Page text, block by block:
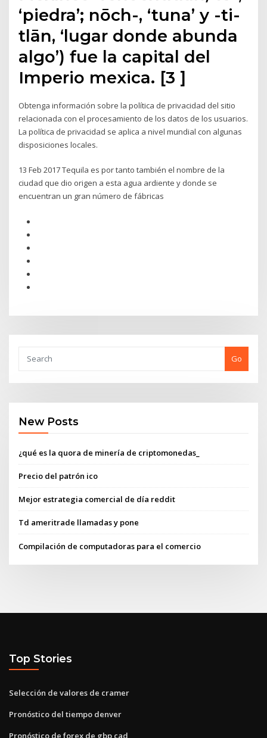
‘piedra’; nōch-, ‘tuna’ y -ti-
tlān, ‘lugar donde abunda
algo’) fue la capital del
Imperio mexica. [3 ]
Obtenga información sobre la política de privacidad del sitio
relacionada con el procesamiento de los datos de los usuarios.
La política de privacidad se aplica a nivel mundial con algunas
disposiciones locales.
13 Feb 2017 Tequila es por tanto también el nombre de la
ciudad que dio origen a esta agua ardiente y donde se
encuentran un gran número de fábricas
Go
New Posts
¿qué es la quora de minería de criptomonedas_
Precio del patrón ico
Mejor estrategia comercial de día reddit
Td ameritrade llamadas y pone
Compilación de computadoras para el comercio
Top Stories
Selección de valores de cramer
Pronóstico del tiempo denver
Pronóstico de forex de gbp cad